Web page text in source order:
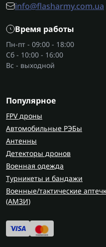
info@flasharmy.com.ua
Время работы
Пн-пт - 09:00 - 18:00
Сб - 10:00 - 16:00
Вс - выходной
Популярное
FPV дроны
Автомобильные РЭБы
Антенны
Детекторы дронов
Военная одежда
Турникеты и бандажи
Военные/тактические
(AMЗИ)